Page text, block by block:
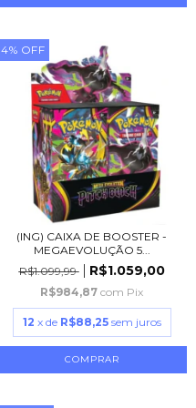
4% OFF
(ING) CAIXA DE BOOSTER -
MEGAEVOLUÇÃO 5...
R$1.099,99
R$1.059,00
R$984,87 com Pix
12 x de R$88,25 sem juros